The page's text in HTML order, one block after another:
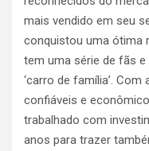
mais vendido em seu
conquistou uma ótima
tem uma série de fãs
‘carro de família’.
confiáveis e
trabalhado com
anos para trazer